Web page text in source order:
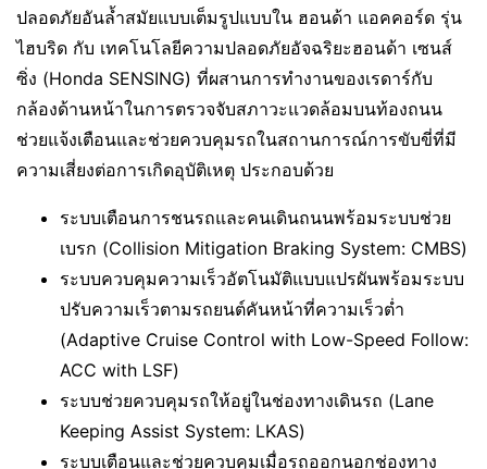
ปลอดภัยอันล้ำสมัยแบบเต็มรูปแบบใน ฮอนด้า แอคคอร์ด รุ่น
ไฮบริด กับ เทคโนโลยีความปลอดภัยอัจฉริยะฮอนด้า เซนส์
ซิ่ง (Honda SENSING) ที่ผสานการทำงานของเรดาร์กับ
กล้องด้านหน้าในการตรวจจับสภาวะแวดล้อมบนท้องถนน
ช่วยแจ้งเตือนและช่วยควบคุมรถในสถานการณ์การขับขี่ที่มี
ความเสี่ยงต่อการเกิดอุบัติเหตุ ประกอบด้วย
ระบบเตือนการชนรถและคนเดินถนนพร้อมระบบช่วย
เบรก (Collision Mitigation Braking System: CMBS)
ระบบควบคุมความเร็วอัตโนมัติแบบแปรผันพร้อมระบบ
ปรับความเร็วตามรถยนต์คันหน้าที่ความเร็วต่ำ
(Adaptive Cruise Control with Low-Speed Follow:
ACC with LSF)
ระบบช่วยควบคุมรถให้อยู่ในช่องทางเดินรถ (Lane
Keeping Assist System: LKAS)
ระบบเตือนและช่วยควบคุมเมื่อรถออกนอกช่องทาง